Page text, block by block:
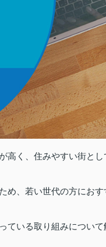
高く、住みやすい街とし
め、若い世代の方におす
ている取り組みについて